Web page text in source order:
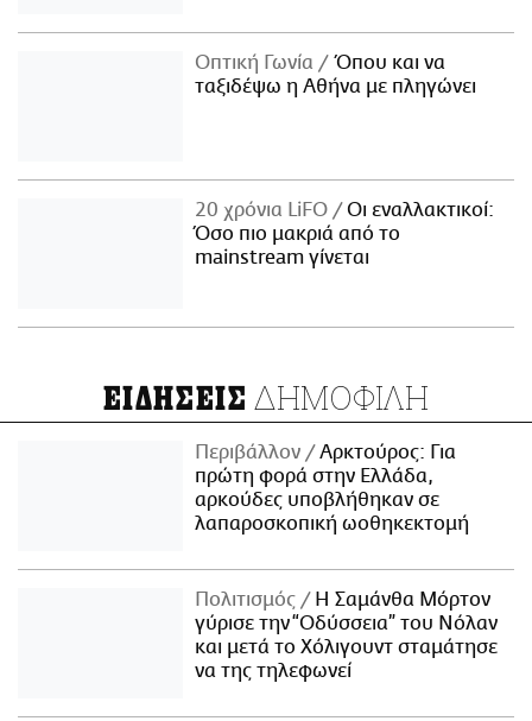
Οπτική Γωνία
Όπου και να
ταξιδέψω η Αθήνα με πληγώνει
20 χρόνια LiFO
Οι εναλλακτικοί:
Όσο πιο μακριά από το
mainstream γίνεται
ΕΙΔΗΣΕΙΣ ΔΗΜΟΦΙΛΗ
Περιβάλλον
Αρκτούρος: Για
πρώτη φορά στην Ελλάδα,
αρκούδες υποβλήθηκαν σε
λαπαροσκοπική ωοθηκεκτομή
Πολιτισμός
Η Σαμάνθα Μόρτον
γύρισε την “Οδύσσεια” του Νόλαν
και μετά το Χόλιγουντ σταμάτησε
να της τηλεφωνεί